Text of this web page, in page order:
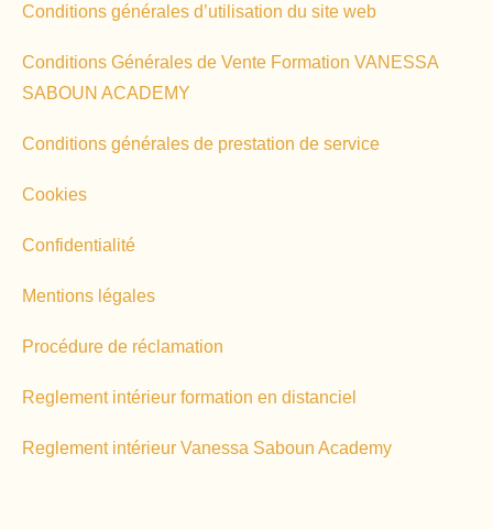
Conditions générales d’utilisation du site web
Conditions Générales de Vente Formation VANESSA
SABOUN ACADEMY
Conditions générales de prestation de service
Cookies
Confidentialité
Mentions légales
Procédure de réclamation
Reglement intérieur formation en distanciel
Reglement intérieur Vanessa Saboun Academy